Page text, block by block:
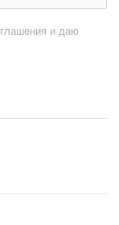
и даю